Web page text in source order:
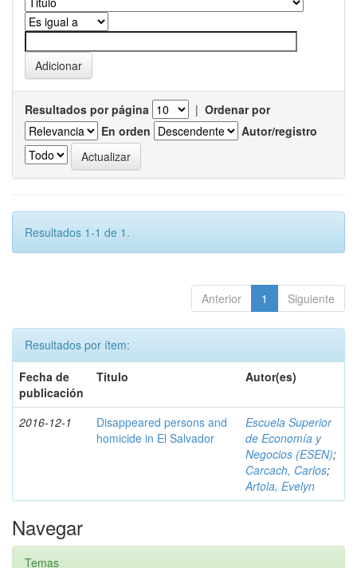
Resultados por página | Ordenar por
En orden
Autor/registro
Resultados 1-1 de 1.
Anterior 1 Siguiente
Resultados por ítem:
Fecha de
publicación
Título Autor(es)
2016-12-1
Disappeared persons and
homicide in El Salvador
Escuela Superior
de Economía y
Negocios (ESEN);
Carcach, Carlos;
Artola, Evelyn
Navegar
Temas